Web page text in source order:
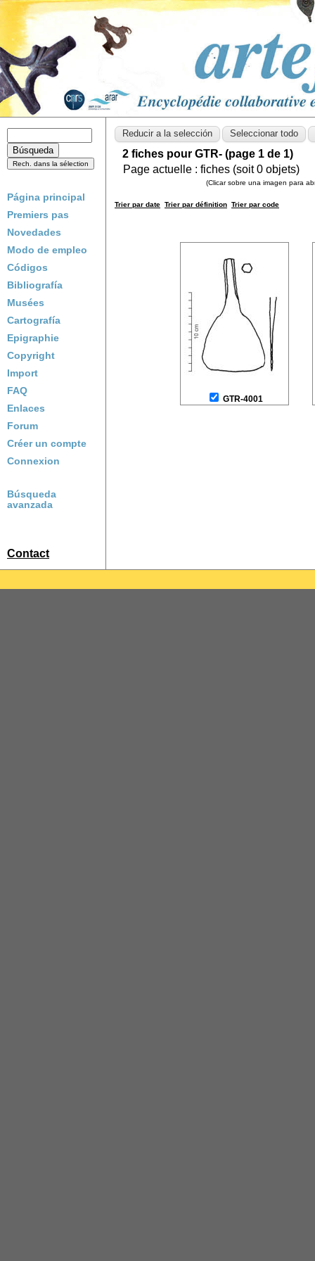
Página principal
Premiers pas
Novedades
Modo de empleo
Códigos
Bibliografía
Musées
Cartografía
Epigraphie
Copyright
Import
FAQ
Enlaces
Forum
Créer un compte
Connexion
Búsqueda
avanzada
Contact
2 fiches pour GTR- (page 1 de 1)
Page actuelle : fiches (soit0 objets)
(Clicar sobre una imagen para
Trier par date Trier par définition Trier par code
GTR-4001